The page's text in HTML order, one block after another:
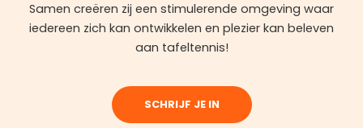
Samen creëren zij een stimulerende omgeving waar
iedereen zich kan ontwikkelen en plezier kan beleven
aan tafeltennis!
SCHRIJF JE IN